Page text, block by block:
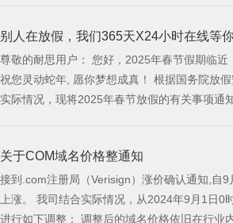
别人在放假，我们365天X24小时在线等你
尊敬的耐思用户： 您好，2025年春节假期临近
祝您灵动蛇年, 愿你梦想成真！ 根据国务院放假安排通知规定，结合公司
实际情况，现将2025年春节放假的有关事项通知如下： 我司
额充足。 关于长假期间服务受理、备案审核等相关的须知如下： 产品服
务
关于COM域名价格整通知
接到.com注册局（Verisign）涨价确认通知,自
上涨。 我司结合实际情况，从2024年9月1日0时起开始对.COM域名价格
进行如下调整： 调整后的域名价格依旧在行业